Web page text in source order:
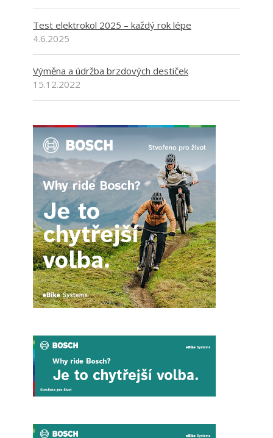
Test elektrokol 2025 – každý rok lépe
4.6.2025
Výměna a údržba brzdových destiček
15.12.2022